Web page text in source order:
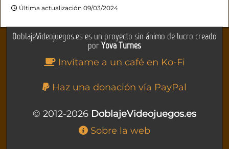
Última actualización 09/03/2024
DoblajeVideojuegos.es es un proyecto sin ánimo de lucro creado
porYova Turnes
Invítame a un café en Ko-Fi
Haz una donación vía PayPal
© 2012-2026 DoblajeVideojuegos.es
Sobre la web